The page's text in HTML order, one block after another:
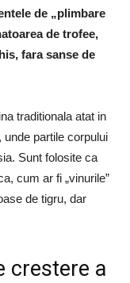
de „plimbare
de trofee,
fara sanse de
traditionala atat in
partile corpului
Sunt folosite ca
cum ar fi „vinurile”
de tigru, dar
crestere a